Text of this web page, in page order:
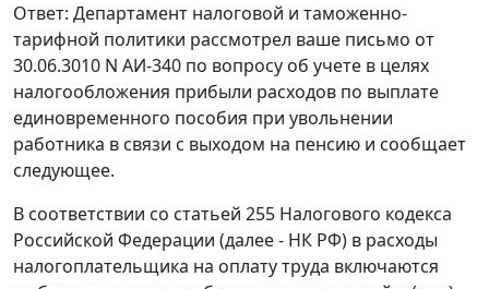
Ответ: Департамент налоговой и таможенно-
тарифной политики рассмотрел ваше письмо от
30.06.3010 N АИ-340 по вопросу об учете в целях
налогообложения прибыли расходов по выплате
единовременного пособия при увольнении
работника в связи с выходом на пенсию и сообщает
следующее.
В соответствии со статьей 255 Налогового кодекса
Российской Федерации (далее - НК РФ) в расходы
налогоплательщика на оплату труда включаются